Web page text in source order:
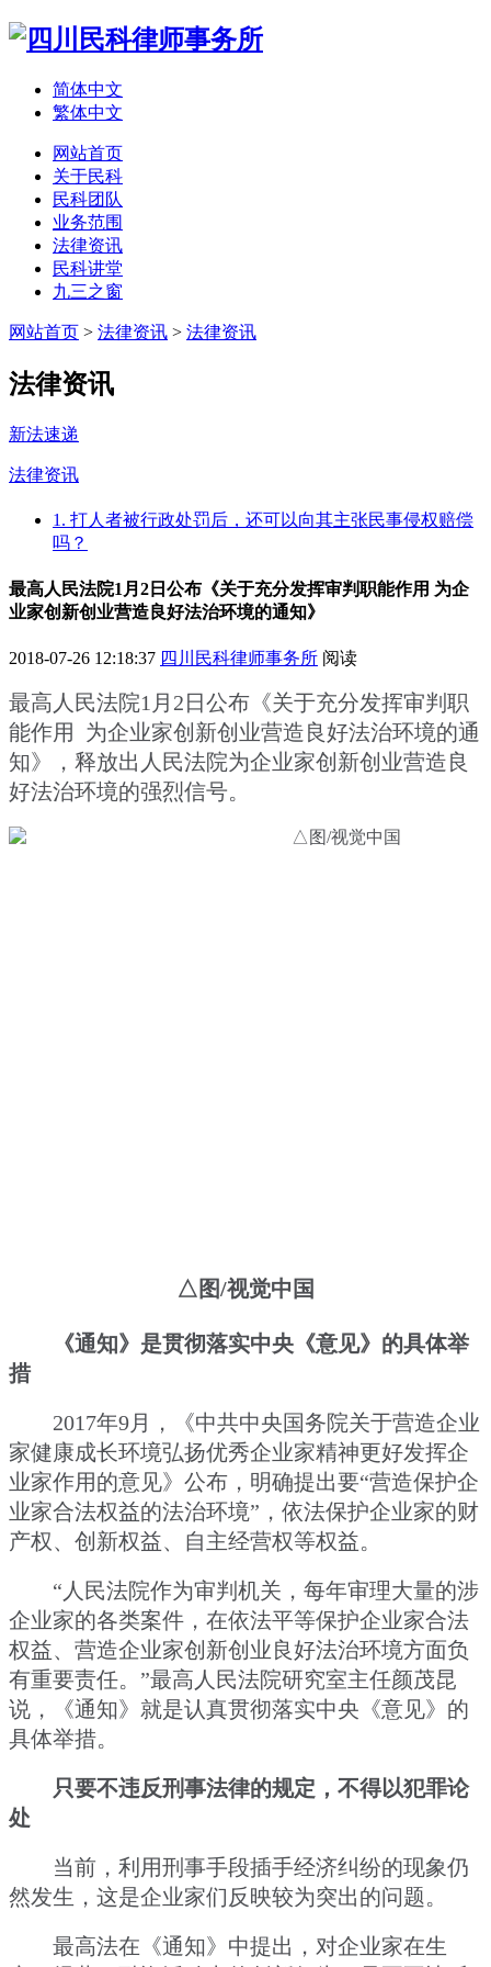
简体中文
繁体中文
网站首页
关于民科
民科团队
业务范围
法律资讯
民科讲堂
九三之窗
网站首页 > 法律资讯 > 法律资讯
法律资讯
新法速递
法律资讯
1. 打人者被行政处罚后，还可以向其主张民事侵权赔偿
吗？
最高人民法院1月2日公布《关于充分发挥审判职能作用 为企
业家创新创业营造良好法治环境的通知》
2018-07-26 12:18:37 四川民科律师事务所 阅读
最高人民法院1月2日公布《关于充分发挥审判职
能作用 为企业家创新创业营造良好法治环境的通
知》，释放出人民法院为企业家创新创业营造良
好法治环境的强烈信号。
△图/视觉中国
《通知》是贯彻落实中央《意见》的具体举
措
2017年9月，《中共中央国务院关于营造企业
家健康成长环境弘扬优秀企业家精神更好发挥企
业家作用的意见》公布，明确提出要“营造保护企
业家合法权益的法治环境”，依法保护企业家的财
产权、创新权益、自主经营权等权益。
“人民法院作为审判机关，每年审理大量的涉
企业家的各类案件，在依法平等保护企业家合法
权益、营造企业家创新创业良好法治环境方面负
有重要责任。”最高人民法院研究室主任颜茂昆
说，《通知》就是认真贯彻落实中央《意见》的
具体举措。
只要不违反刑事法律的规定，不得以犯罪论
处
当前，利用刑事手段插手经济纠纷的现象仍
然发生，这是企业家们反映较为突出的问题。
最高法在《通知》中提出，对企业家在生